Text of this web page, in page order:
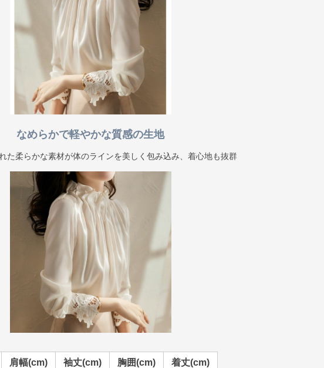
なめらかで軽やかな質感の生地
た柔らかな素材が体のラインを美しく包み込み、着心地も抜群
肩幅(cm) 袖丈(cm) 胸囲(cm) 着丈(cm)